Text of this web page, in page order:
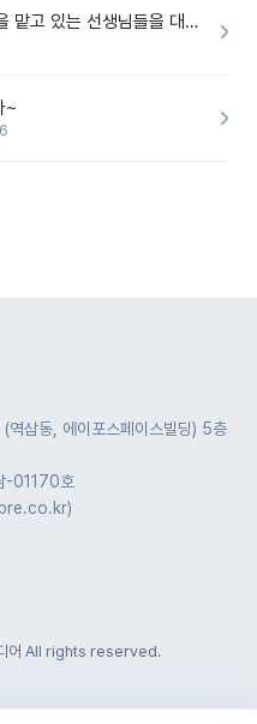
[설문조사/기프티콘] 만3-5세 담임을 맡고 있는 선생님들을 대상으로 설문조사를 합니다!
~
삼동, 에이포스페이스빌딩) 5층
-01170호
어 All rights reserved.